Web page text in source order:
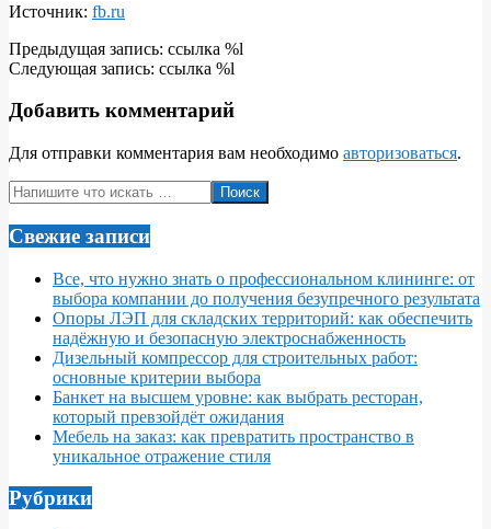
Источник: fb.ru
2018-
07-
Предыдущая запись: ссылка %l
Следующая запись: ссылка %l
Добавить комментарий
Для отправки комментария вам необходимо авторизоваться.
Поиск
Свежие записи
Все, что нужно знать о профессиональном клининге: от
выбора компании до получения безупречного результата
Опоры ЛЭП для складских территорий: как обеспечить
надёжную и безопасную электроснабженность
Дизельный компрессор для строительных работ:
основные критерии выбора
Банкет на высшем уровне: как выбрать ресторан,
который превзойдёт ожидания
Мебель на заказ: как превратить пространство в
уникальное отражение стиля
Рубрики